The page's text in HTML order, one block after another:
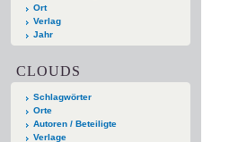
Ort
Verlag
Jahr
CLOUDS
Schlagwörter
Orte
Autoren / Beteiligte
Verlage